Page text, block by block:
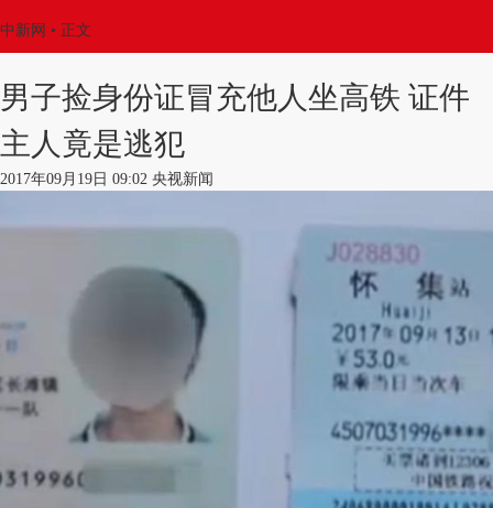
中新网 • 正文
男子捡身份证冒充他人坐高铁 证件
主人竟是逃犯
2017年09月19日 09:02 央视新闻